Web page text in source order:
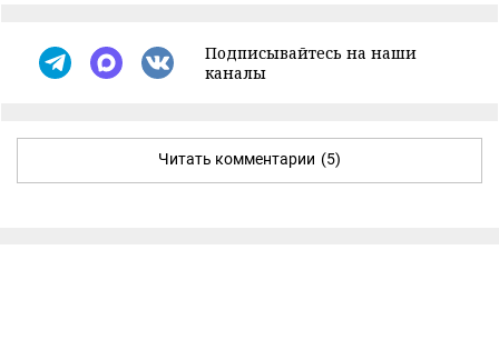
Подписывайтесь на наши
каналы
Читать комментарии (5)